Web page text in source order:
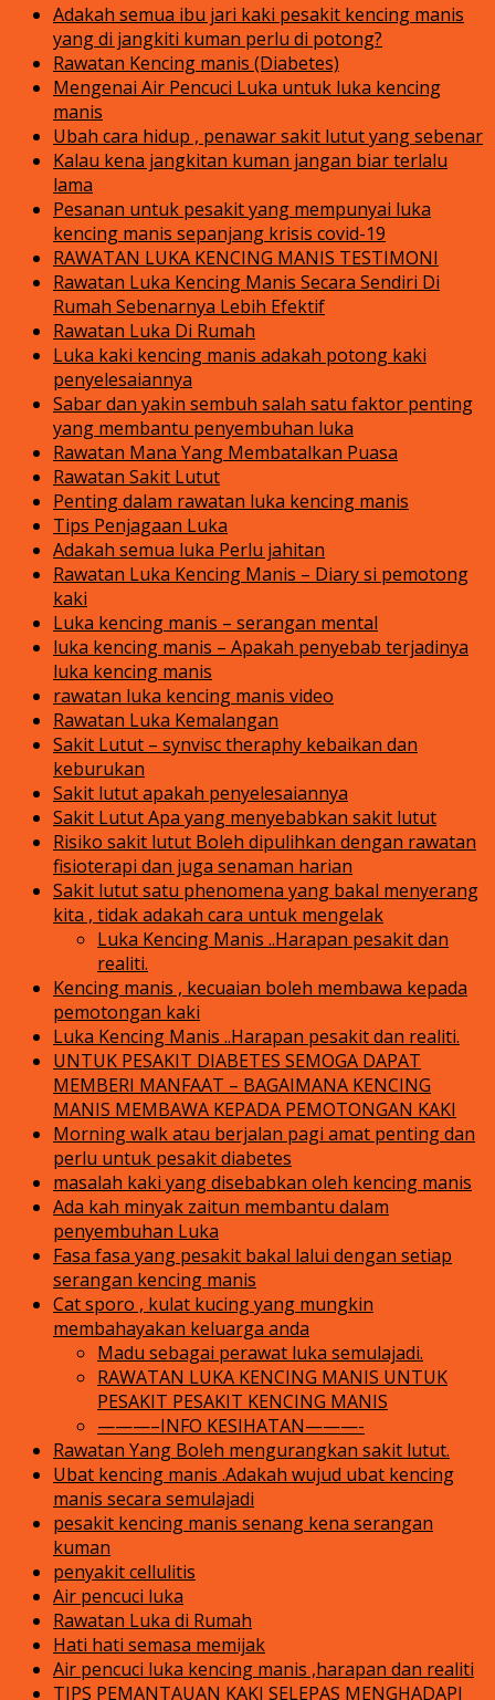
Adakah semua ibu jari kaki pesakit kencing manis
yang di jangkiti kuman perlu di potong?
Rawatan Kencing manis (Diabetes)
Mengenai Air Pencuci Luka untuk luka kencing
manis
Ubah cara hidup , penawar sakit lutut yang sebenar
Kalau kena jangkitan kuman jangan biar terlalu
lama
Pesanan untuk pesakit yang mempunyai luka
kencing manis sepanjang krisis covid-19
RAWATAN LUKA KENCING MANIS TESTIMONI
Rawatan Luka Kencing Manis Secara Sendiri Di
Rumah Sebenarnya Lebih Efektif
Rawatan Luka Di Rumah
Luka kaki kencing manis adakah potong kaki
penyelesaiannya
Sabar dan yakin sembuh salah satu faktor penting
yang membantu penyembuhan luka
Rawatan Mana Yang Membatalkan Puasa
Rawatan Sakit Lutut
Penting dalam rawatan luka kencing manis
Tips Penjagaan Luka
Adakah semua luka Perlu jahitan
Rawatan Luka Kencing Manis – Diary si pemotong
kaki
Luka kencing manis – serangan mental
luka kencing manis – Apakah penyebab terjadinya
luka kencing manis
rawatan luka kencing manis video
Rawatan Luka Kemalangan
Sakit Lutut – synvisc theraphy kebaikan dan
keburukan
Sakit lutut apakah penyelesaiannya
Sakit Lutut Apa yang menyebabkan sakit lutut
Risiko sakit lutut Boleh dipulihkan dengan rawatan
fisioterapi dan juga senaman harian
Sakit lutut satu phenomena yang bakal menyerang
kita , tidak adakah cara untuk mengelak
Luka Kencing Manis ..Harapan pesakit dan
realiti.
Kencing manis , kecuaian boleh membawa kepada
pemotongan kaki
Luka Kencing Manis ..Harapan pesakit dan realiti.
UNTUK PESAKIT DIABETES SEMOGA DAPAT
MEMBERI MANFAAT – BAGAIMANA KENCING
MANIS MEMBAWA KEPADA PEMOTONGAN KAKI
Morning walk atau berjalan pagi amat penting dan
perlu untuk pesakit diabetes
masalah kaki yang disebabkan oleh kencing manis
Ada kah minyak zaitun membantu dalam
penyembuhan Luka
Fasa fasa yang pesakit bakal lalui dengan setiap
serangan kencing manis
Cat sporo , kulat kucing yang mungkin
membahayakan keluarga anda
Madu sebagai perawat luka semulajadi.
RAWATAN LUKA KENCING MANIS UNTUK
PESAKIT PESAKIT KENCING MANIS
———–INFO KESIHATAN———-
Rawatan Yang Boleh mengurangkan sakit lutut.
Ubat kencing manis .Adakah wujud ubat kencing
manis secara semulajadi
pesakit kencing manis senang kena serangan
kuman
penyakit cellulitis
Air pencuci luka
Rawatan Luka di Rumah
Hati hati semasa memijak
Air pencuci luka kencing manis ,harapan dan realiti
TIPS PEMANTAUAN KAKI SELEPAS MENGHADAPI